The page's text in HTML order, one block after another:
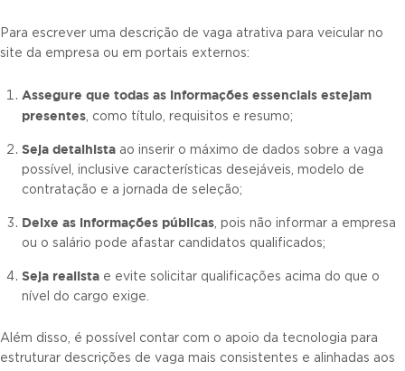
Para escrever uma descrição de vaga atrativa para veicular no
site da empresa ou em portais externos:
Assegure que todas as informações essenciais estejam
presentes, como título, requisitos e resumo;
Seja detalhista ao inserir o máximo de dados sobre a vaga
possível, inclusive características desejáveis, modelo de
contratação e a jornada de seleção;
Deixe as informações públicas, pois não informar a empresa
ou o salário pode afastar candidatos qualificados;
Seja realista e evite solicitar qualificações acima do que o
nível do cargo exige.
Além disso, é possível contar com o apoio da tecnologia para
estruturar descrições de vaga mais consistentes e alinhadas aos